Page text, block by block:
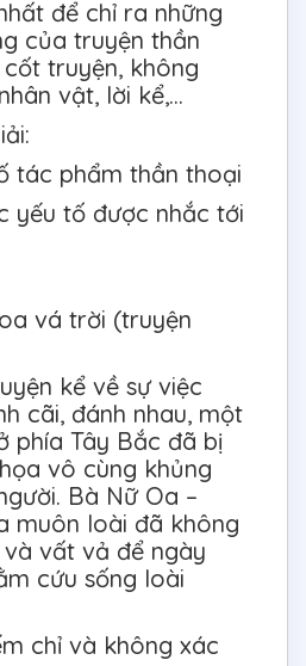
để chỉ ra những
của truyện thần
truyện, không
vật, lời kể,…
tác phẩm thần thoại
yếu tố được nhắc tới
vá trời (truyện
kể về sự việc
cãi, đánh nhau, một
phía Tây Bắc đã bị
vô cùng khủng
Bà Nữ Oa –
muôn loài đã không
vất vả để ngày
cứu sống loài
chỉ và không xác